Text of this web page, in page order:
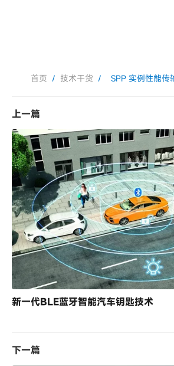
首页 / 技术干货 / SPP 实例性能
上一篇
新一代BLE蓝牙智能汽车钥匙技术
下一篇